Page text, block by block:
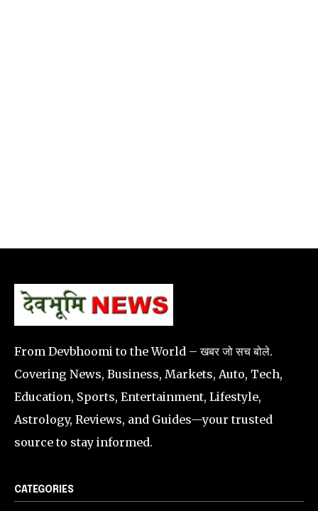
From Devbhoomi to the World – खबर जो सच बोले.
Covering News, Business, Markets, Auto, Tech,
Education, Sports, Entertainment, Lifestyle,
Astrology, Reviews, and Guides—your trusted
source to stay informed.
CATEGORIES